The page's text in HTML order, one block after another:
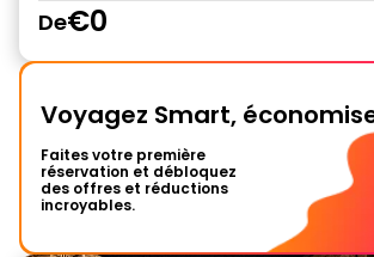
De€0
Voyagez Smart,
Faites votre première
réservation et débloquez
des offres et réductions
incroyables.